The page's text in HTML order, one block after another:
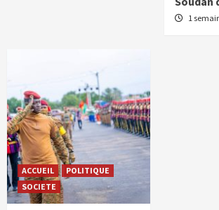
1
ACCUEIL
POLITIQUE
SOCIETE